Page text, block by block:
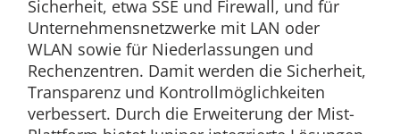
Sicherheit, etwa SSE und Firewall, und für
Unternehmensnetzwerke mit LAN oder
WLAN sowie für Niederlassungen und
Rechenzentren. Damit werden die Sicherheit,
Transparenz und Kontrollmöglichkeiten
verbessert. Durch die Erweiterung der Mist-